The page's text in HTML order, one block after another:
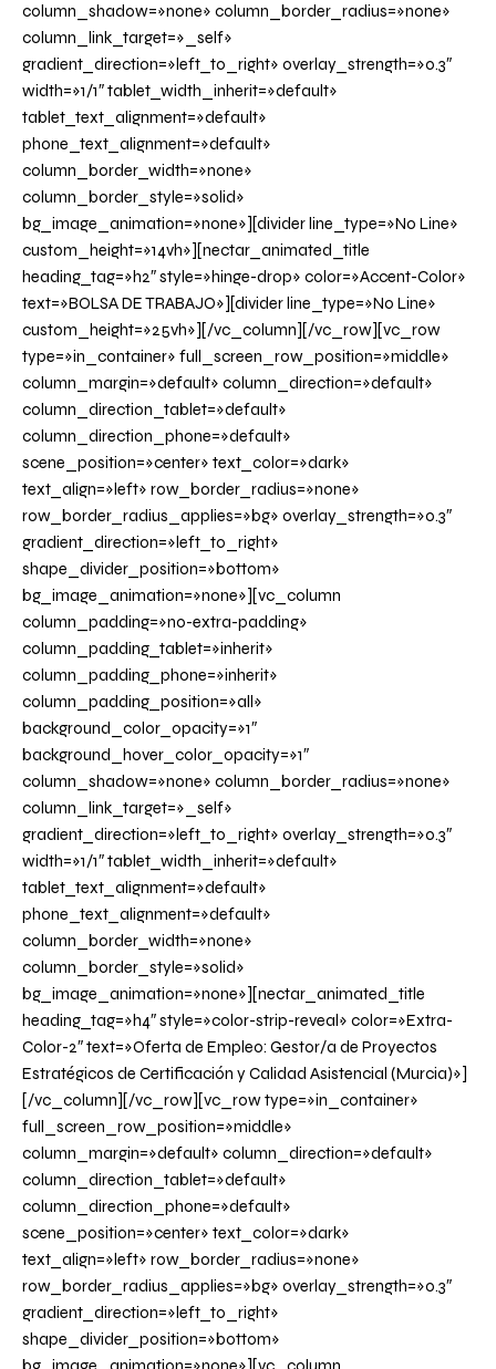
column_shadow=»none» column_border_radius=»none»
column_link_target=»_self»
gradient_direction=»left_to_right» overlay_strength=»0.3″
width=»1/1″ tablet_width_inherit=»default»
tablet_text_alignment=»default»
phone_text_alignment=»default»
column_border_width=»none»
column_border_style=»solid»
bg_image_animation=»none»][divider line_type=»No Line»
custom_height=»14vh»][nectar_animated_title
heading_tag=»h2″ style=»hinge-drop» color=»Accent-Color»
text=»BOLSA DE TRABAJO»][divider line_type=»No Line»
custom_height=»25vh»][/vc_column][/vc_row][vc_row
type=»in_container» full_screen_row_position=»middle»
column_margin=»default» column_direction=»default»
column_direction_tablet=»default»
column_direction_phone=»default»
scene_position=»center» text_color=»dark»
text_align=»left» row_border_radius=»none»
row_border_radius_applies=»bg» overlay_strength=»0.3″
gradient_direction=»left_to_right»
shape_divider_position=»bottom»
bg_image_animation=»none»][vc_column
column_padding=»no-extra-padding»
column_padding_tablet=»inherit»
column_padding_phone=»inherit»
column_padding_position=»all»
background_color_opacity=»1″
background_hover_color_opacity=»1″
column_shadow=»none» column_border_radius=»none»
column_link_target=»_self»
gradient_direction=»left_to_right» overlay_strength=»0.3″
width=»1/1″ tablet_width_inherit=»default»
tablet_text_alignment=»default»
phone_text_alignment=»default»
column_border_width=»none»
column_border_style=»solid»
bg_image_animation=»none»][nectar_animated_title
heading_tag=»h4″ style=»color-strip-reveal» color=»Extra-
Color-2″ text=»Oferta de Empleo: Gestor/a de Proyectos
Estratégicos de Certificación y Calidad Asistencial (Murcia)»]
[/vc_column][/vc_row][vc_row type=»in_container»
full_screen_row_position=»middle»
column_margin=»default» column_direction=»default»
column_direction_tablet=»default»
column_direction_phone=»default»
scene_position=»center» text_color=»dark»
text_align=»left» row_border_radius=»none»
row_border_radius_applies=»bg» overlay_strength=»0.3″
gradient_direction=»left_to_right»
shape_divider_position=»bottom»